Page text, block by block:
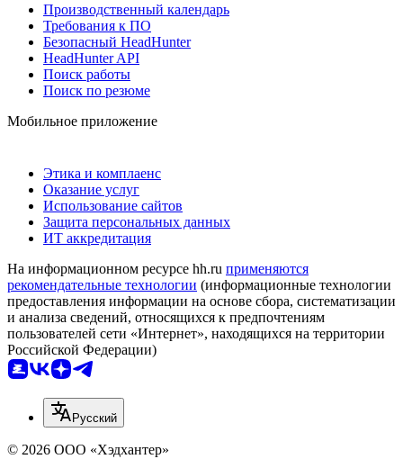
Производственный календарь
Требования к ПО
Безопасный HeadHunter
HeadHunter API
Поиск работы
Поиск по резюме
Мобильное приложение
Этика и комплаенс
Оказание услуг
Использование сайтов
Защита персональных данных
ИТ аккредитация
На информационном ресурсе hh.ru применяются
рекомендательные технологии (информационные технологии
предоставления информации на основе сбора, систематизации
и анализа сведений, относящихся к предпочтениям
пользователей сети «Интернет», находящихся на территории
Российской Федерации)
Русский
© 2026 ООО «Хэдхантер»